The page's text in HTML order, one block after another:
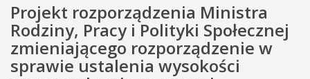
Projekt rozporządzenia Ministra
Rodziny, Pracy i Polityki Społecznej
zmieniającego rozporządzenie w
sprawie ustalenia wysokości